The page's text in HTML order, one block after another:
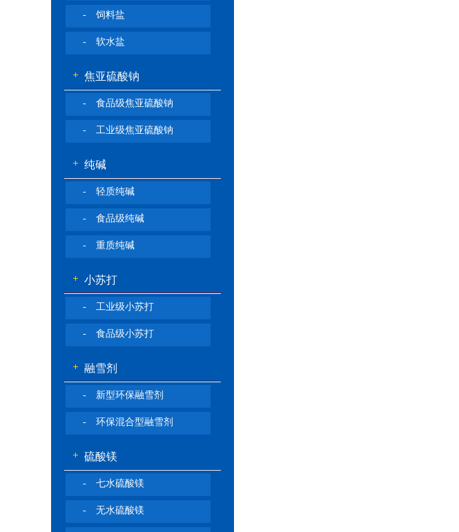
- 饲料盐
- 软水盐
焦亚硫酸钠
- 食品级焦亚硫酸钠
- 工业级焦亚硫酸钠
纯碱
- 轻质纯碱
- 食品级纯碱
- 重质纯碱
小苏打
- 工业级小苏打
- 食品级小苏打
融雪剂
- 新型环保融雪剂
- 环保混合型融雪剂
硫酸镁
- 七水硫酸镁
- 无水硫酸镁